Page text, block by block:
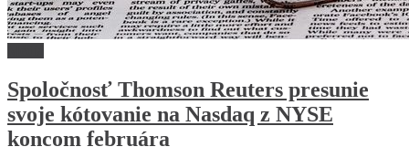
Spoločnosť Thomson Reuters presunie
svoje kótovanie na Nasdaq z NYSE
koncom februára